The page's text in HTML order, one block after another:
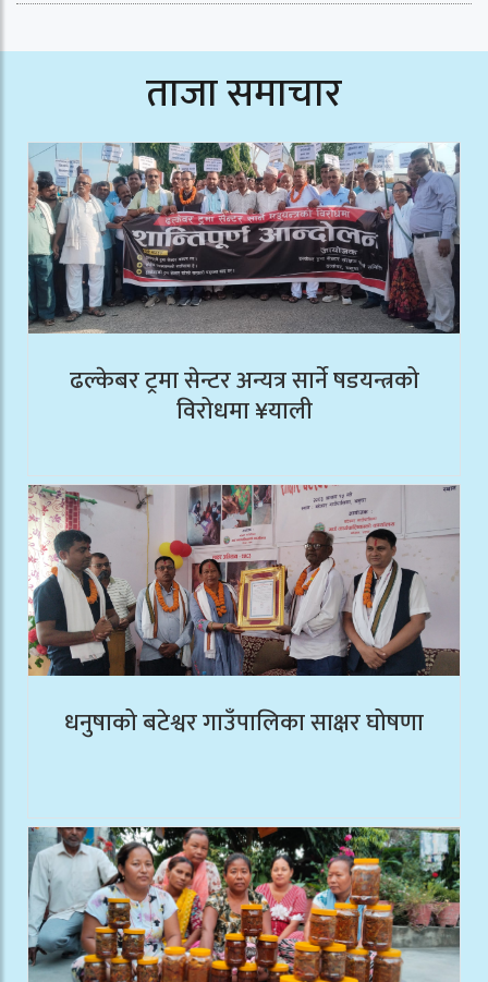
ताजा समाचार
ढल्केबर ट्रमा सेन्टर अन्यत्र सार्ने षडयन्त्रको
विरोधमा ¥याली
धनुषाको बटेश्वर गाउँपालिका साक्षर घोषणा